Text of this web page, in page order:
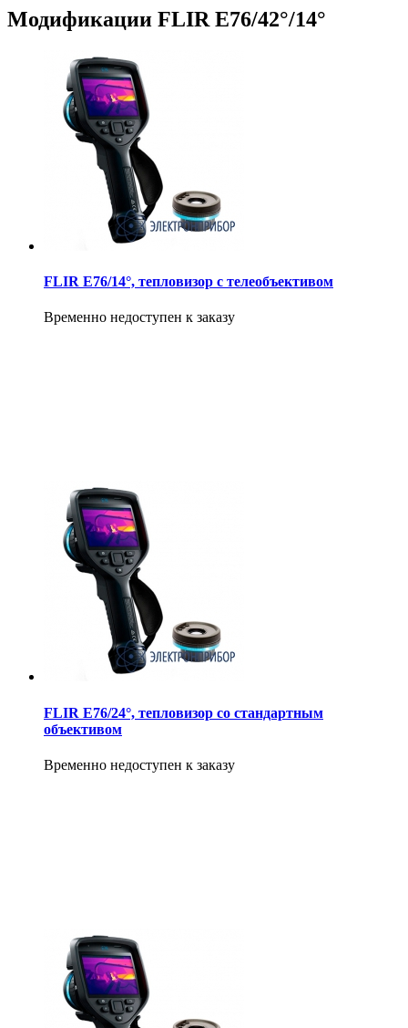
Модификации FLIR E76/42°/14°
FLIR E76/14°, тепловизор с телеобъективом
Временно недоступен к заказу
FLIR E76/24°, тепловизор со стандартным
объективом
Временно недоступен к заказу